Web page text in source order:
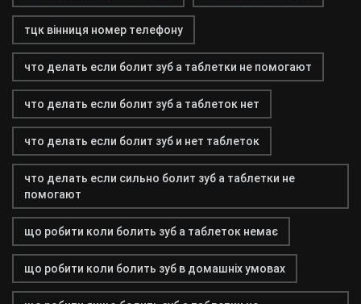
тцк вінниця номер телефону
что делать если болит зуб а таблетки не помогают
что делать если болит зуб а таблеток нет
что делать если болит зуб и нет таблеток
что делать если сильно болит зуб а таблетки не
помогают
що робити коли болить зуб а таблеток немає
що робити коли болить зуб в домашніх умовах